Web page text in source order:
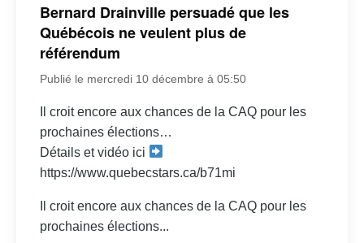
Bernard Drainville persuadé que les
Québécois ne veulent plus de
référendum
Publié le mercredi 10 décembre à 05:50
Il croit encore aux chances de la CAQ pour les
prochaines élections…
Détails et vidéo ici
https://www.quebecstars.ca/b71mi
Il croit encore aux chances de la CAQ pour les
prochaines élections...